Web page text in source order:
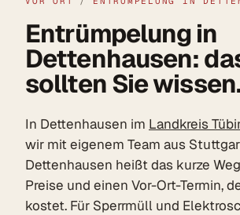
Entrümpelung in
Dettenhausen:
sollten Sie
In Dettenhausen im Landkreis
wir mit eigenem Team aus
Dettenhausen heißt das kurze
Preise und einen Vor-Ort-Termin,
kostet. Für Sperrmüll und